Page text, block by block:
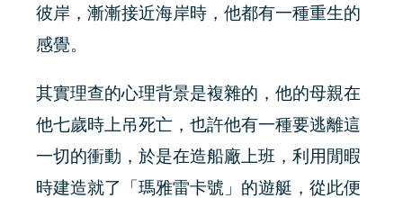
彼岸，漸漸接近海岸時，他都有一種重生的
感覺。
其實理查的心理背景是複雜的，他的母親在
他七歲時上吊死亡，也許他有一種要逃離這
一切的衝動，於是在造船廠上班，利用閒暇
時建造就了「瑪雅雷卡號」的遊艇，從此便